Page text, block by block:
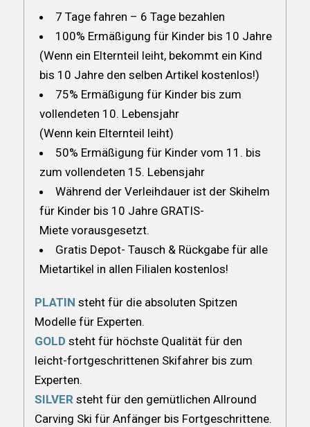
7 Tage fahren – 6 Tage bezahlen
100% Ermäßigung für Kinder bis 10 Jahre
(Wenn ein Elternteil leiht, bekommt ein Kind
bis 10 Jahre den selben Artikel kostenlos!)
75% Ermäßigung für Kinder bis zum
vollendeten 10. Lebensjahr
(Wenn kein Elternteil leiht)
50% Ermäßigung für Kinder vom 11. bis
zum vollendeten 15. Lebensjahr
Während der Verleihdauer ist der Skihelm
für Kinder bis 10 Jahre GRATIS-
Miete vorausgesetzt.
Gratis Depot- Tausch & Rückgabe für alle
Mietartikel in allen Filialen kostenlos!
PLATIN steht für die absoluten Spitzen
Modelle für Experten.
GOLD steht für höchste Qualität für den
leicht-fortgeschrittenen Skifahrer bis zum
Experten.
SILVERsteht für den gemütlichen Allround
Carving Ski für Anfänger bis Fortgeschrittene.